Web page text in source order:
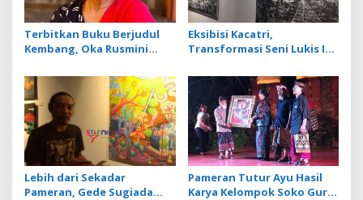
a
t
i
o
n
Terbitkan Buku Berjudul
Kembang, Oka Rusmini
dan Trauma Peristiwa 1965
Eksibisi Kacatri,
Transformasi Seni Lukis I
Primitif ke Rerajahan
Lebih dari Sekadar
Pameran, Gede Sugiada
Pameran Tutur Ayu Hasil
Karya Kelompok Soko Guru